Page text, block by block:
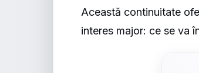
Această continuitate
interes major: ce se va